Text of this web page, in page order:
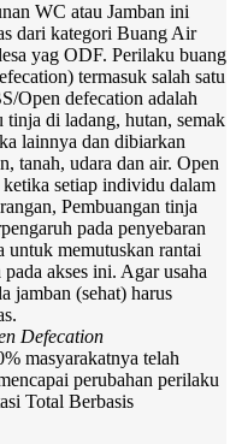
WC atau Jamban ini
dari kategori Buang Air
yag ODF. Perilaku buang
termasuk salah satu
Open defecation adalah
tinja di ladang, hutan, semak
lainnya dan dibiarkan
tanah, udara dan air. Open
setiap individu dalam
Pembuangan tinja
pada penyebaran
untuk memutuskan rantai
akses ini. Agar usaha
jamban (sehat) harus
Defecation
masyarakatnya telah
perubahan perilaku
Total Berbasis